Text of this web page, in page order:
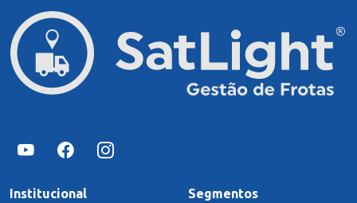
Institucional Segmentos